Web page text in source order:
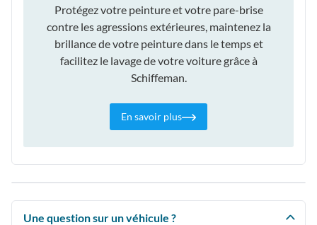
Protégez votre peinture et votre pare-brise
contre les agressions extérieures, maintenez la
brillance de votre peinture dans le temps et
facilitez le lavage de votre voiture grâce à
Schiffeman.
En savoir plus
Une question sur un véhicule ?